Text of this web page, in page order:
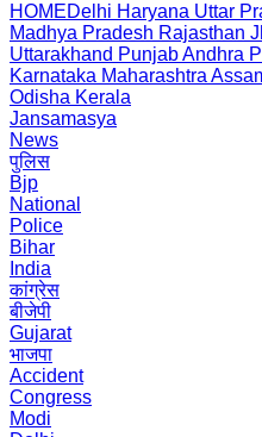
HOMEDelhi Haryana Uttar
Madhya Pradesh Rajasthan
Uttarakhand PunjabAndhra
Karnataka Maharashtra
Odisha Kerala
Jansamasya
News
पुलिस
Bjp
National
Police
Bihar
India
कांग्रेस
बीजेपी
Gujarat
भाजपा
Accident
Congress
Modi